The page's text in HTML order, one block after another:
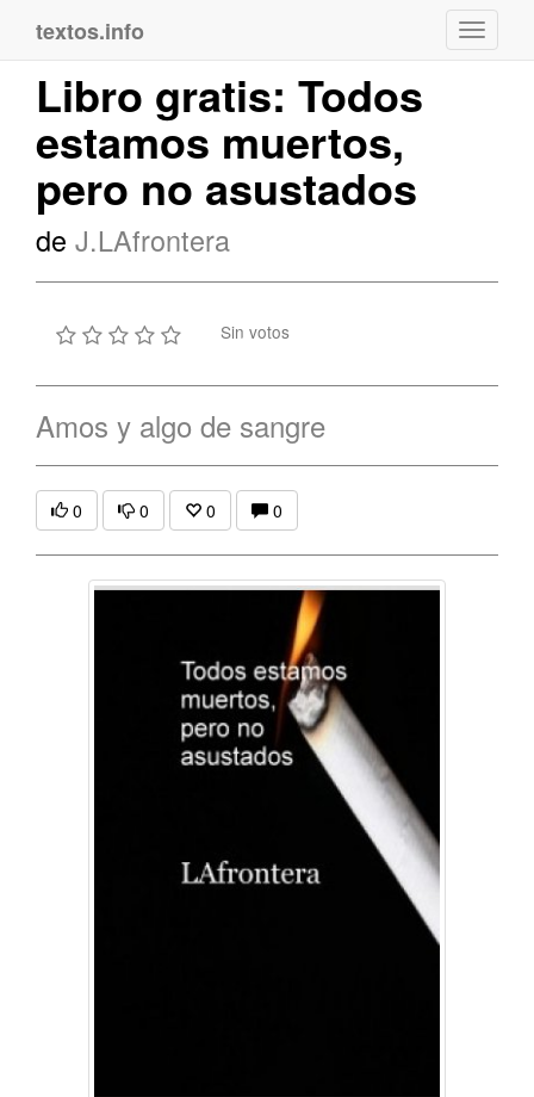
textos.info
Libro gratis: Todos
estamos muertos,
pero no asustados
de J.LAfrontera
Sin votos
Amos y algo de sangre
0 0 0 0